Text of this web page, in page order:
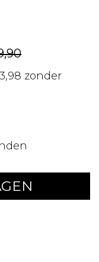
zonder